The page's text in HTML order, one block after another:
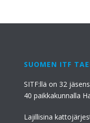
SUOMEN ITF
SITF:llä on 32
40 paikkakunnalla
Lajillisina